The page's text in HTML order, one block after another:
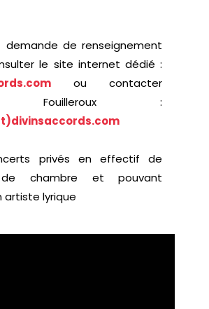
demande de renseignement
le site internet dédié :
ou contacter
Fouilleroux :
privés en effectif de
de chambre et pouvant
artiste lyrique